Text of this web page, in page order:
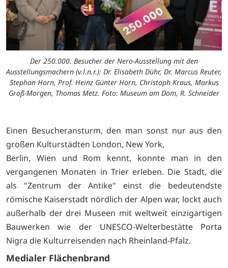
Der 250.000. Besucher der Nero-Ausstellung mit den
Ausstellungsmachern (v.l.n.r.): Dr. Elisabeth Dühr, Dr. Marcus Reuter,
Stephan Horn, Prof. Heinz Günter Horn, Christoph Kraus, Markus
Groß-Morgen, Thomas Metz. Foto: Museum am Dom, R. Schneider
Einen Besucheransturm, den man sonst nur aus den
großen Kulturstädten London, New York,
Berlin, Wien und Rom kennt, konnte man in den
vergangenen Monaten in Trier erleben. Die Stadt, die
als "Zentrum der Antike" einst die bedeutendste
römische Kaiserstadt nördlich der Alpen war, lockt auch
außerhalb der drei Museen mit weltweit einzigartigen
Bauwerken wie der UNESCO-Welterbestätte Porta
Nigra die Kulturreisenden nach Rheinland-Pfalz.
Medialer Flächenbrand